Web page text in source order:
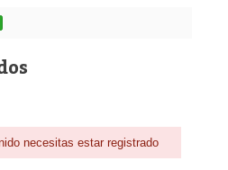
necesitas estar registrado